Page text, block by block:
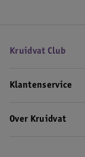
Kruidvat Club
Klantenservice
Over Kruidvat